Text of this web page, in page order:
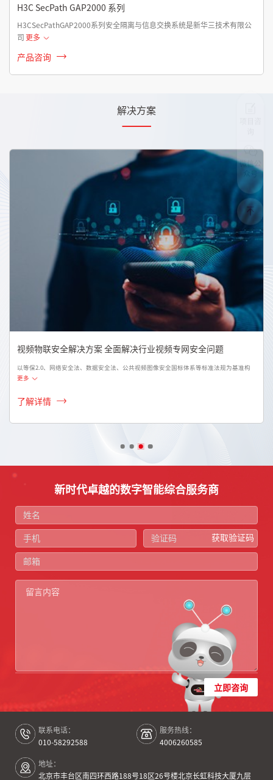
H3C SecPath GAP2000 系列
H3CSecPathGAP2000系列安全隔离与信息交换系统是新华三技术有限公
司更多
产品咨询
解决方案
视频物联安全解决方案 全面解决行业视频专网安全问题
以等保2.0、网络安全法、数据安全法、公共视频图像安全国标体系等标准法规为基准构
更多
了解详情
微信公
新时代卓越的数字智能综合服务商
获取验证码
立即咨询
联系电话：
010-58292588
服务热线：
4006260585
地址：
北京市丰台区南四环西路188号18区26号楼北京长虹科技大厦九层